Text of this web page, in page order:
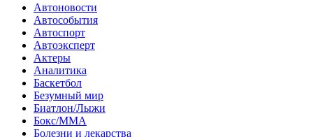
Автоновости
Автособытия
Автоспорт
Автоэксперт
Актеры
Аналитика
Баскетбол
Безумный мир
Биатлон/Лыжи
Бокс/MMA
Болезни и лекарства